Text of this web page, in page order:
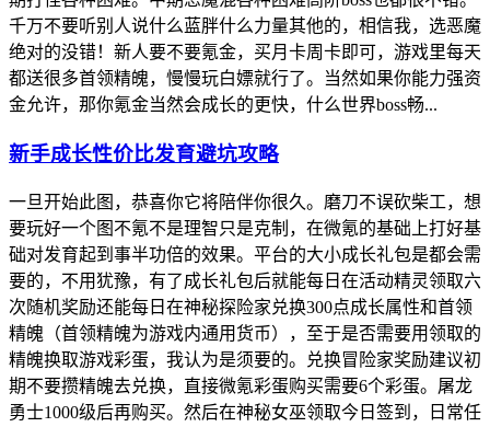
千万不要听别人说什么蓝胖什么力量其他的，相信我，选恶魔
绝对的没错！新人要不要氪金，买月卡周卡即可，游戏里每天
都送很多首领精魄，慢慢玩白嫖就行了。当然如果你能力强资
金允许，那你氪金当然会成长的更快，什么世界boss畅...
新手成长性价比发育避坑攻略
一旦开始此图，恭喜你它将陪伴你很久。磨刀不误砍柴工，想
要玩好一个图不氪不是理智只是克制，在微氪的基础上打好基
础对发育起到事半功倍的效果。平台的大小成长礼包是都会需
要的，不用犹豫，有了成长礼包后就能每日在活动精灵领取六
次随机奖励还能每日在神秘探险家兑换300点成长属性和首领
精魄（首领精魄为游戏内通用货币），至于是否需要用领取的
精魄换取游戏彩蛋，我认为是须要的。兑换冒险家奖励建议初
期不要攒精魄去兑换，直接微氪彩蛋购买需要6个彩蛋。屠龙
勇士1000级后再购买。然后在神秘女巫领取今日签到，日常任